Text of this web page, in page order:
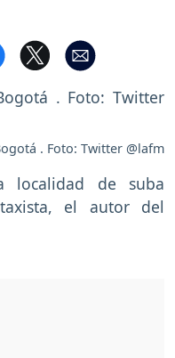
. Foto: Twitter @lafm
localidad de suba
el autor del